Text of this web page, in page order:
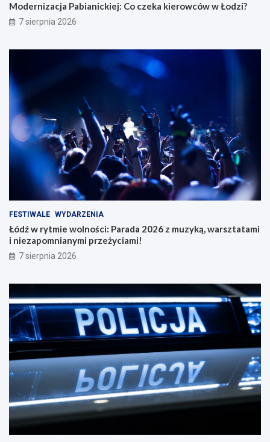
Modernizacja Pabianickiej: Co czeka kierowców w Łodzi?
7 sierpnia 2026
FESTIWALE WYDARZENIA
Łódź w rytmie wolności: Parada 2026 z muzyką, warsztatami
i niezapomnianymi przeżyciami!
7 sierpnia 2026